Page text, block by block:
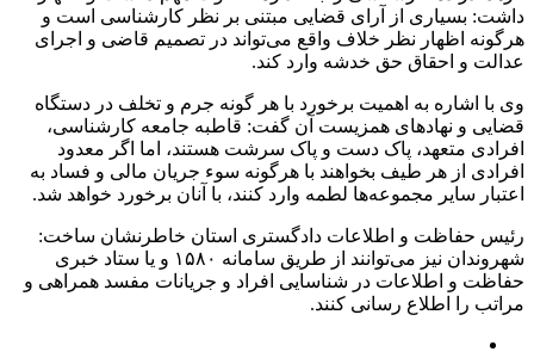
داشت: بسیاری از آرای قضایی مبتنی بر نظر کارشناسی است و
هرگونه اظهار نظر خلاف واقع می‌تواند در تصمیم قاضی و اجرای
عدالت و احقاق حق خدشه وارد کند.
وی با اشاره به اهمیت برخورد با هر گونه جرم و تخلف در دستگاه
قضایی و نهاد‌های همزیست آن گفت: قاطبه جامعه کارشناسی،
افرادی متعهد، پاک دست و پاک سرشت هستند، اما اگر معدود
افرادی از هر طیف بخواهند با هرگونه سوء جریان مالی و فساد به
اعتبار سایر مجموعه‌ها لطمه وارد کنند، با آنان برخورد خواهد شد.
رئیس حفاظت و اطلاعات دادگستری استان خاطرنشان ساخت:
شهروندان نیز می‌توانند از طریق سامانه ۱۵۸۰ و یا ستاد خبری
حفاظت و اطلاعات در شناسایی افراد و جریانات مفسد همراهی و
مراتب را اطلاع رسانی کنند.